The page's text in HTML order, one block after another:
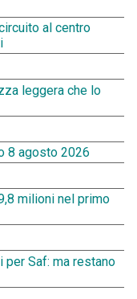
al centro
leggera che lo
8 agosto 2026
milioni nel primo
per Saf: ma restano